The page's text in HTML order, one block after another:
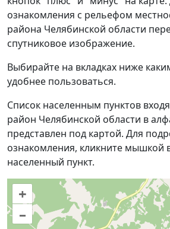
ознакомления с рельефом
района Челябинской области
спутниковое изображение.
Выбирайте на вкладках ниже
удобнее пользоваться.
Список населенным пунктов
район Челябинской области в
представлен под картой. Для
ознакомления, кликните мышкой
населенный пункт.
+
–